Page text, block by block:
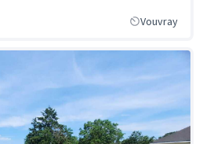
Vouvray